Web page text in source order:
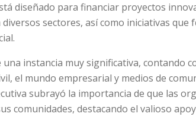
diseñado para financiar proyectos
sectores, así como iniciativas
una instancia muy significativa, contando
el mundo empresarial y medios de
subrayó la importancia de que las
comunidades, destacando el valioso